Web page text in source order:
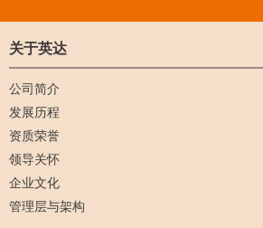
关于英达
公司简介
发展历程
资质荣誉
领导关怀
企业文化
管理层与架构